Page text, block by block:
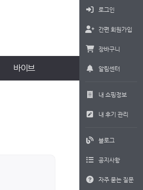
바이브
로그인
간편 회원가입
장바구니
알림센터
내 쇼핑정보
내 후기 관리
블로그
공지사항
자주 묻는 질문